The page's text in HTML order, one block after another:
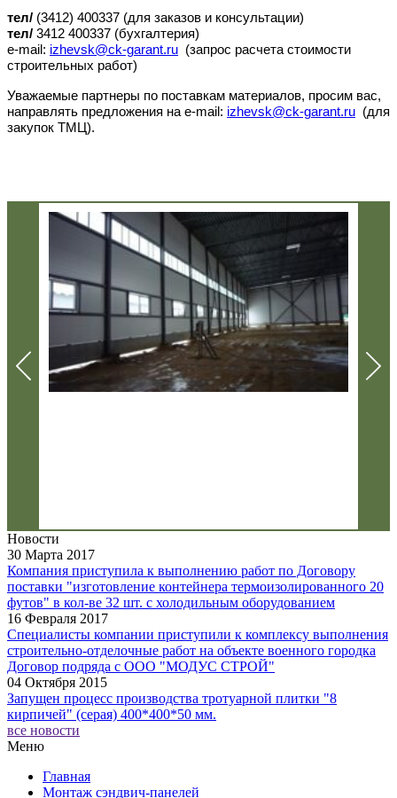
тел/ (3412) 400337 (для заказов и консультации)
тел/ 3412 400337 (бухгалтерия)
e-mail: izhevsk@ck-garant.ru (запрос расчета стоимости
строительных работ)
Уважаемые партнеры по поставкам материалов, просим вас,
направлять предложения на e-mail: izhevsk@ck-garant.ru (для
закупок ТМЦ).
Новости
30 Марта 2017
Компания приступила к выполнению работ по Договору
поставки "изготовление контейнера термоизолированного 20
футов" в кол-ве 32 шт. с холодильным оборудованием
16 Февраля 2017
Специалисты компании приступили к комплексу выполнения
строительно-отделочные работ на объекте военного городка
Договор подряда с ООО "МОДУС СТРОЙ"
04 Октября 2015
Запущен процесс производства тротуарной плитки "8
кирпичей" (серая) 400*400*50 мм.
все новости
Меню
Главная
Монтаж сэндвич-панелей